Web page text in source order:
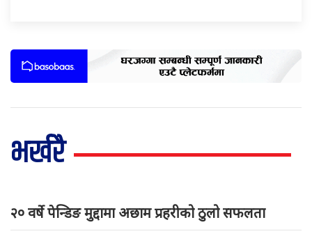
भर्खरै
२० वर्षे पेन्डिङ मुद्दामा अछाम प्रहरीको ठुलो सफलता